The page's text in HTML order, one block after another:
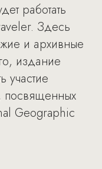
работать
Здесь
и архивные
издание
участие
посвященных
Geographic